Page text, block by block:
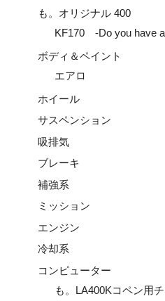
も。オリジナル 400
KF170 -Do you have
ボディ＆ペイント
エアロ
ホイール
サスペンション
吸排気
ブレーキ
補強系
ミッション
エンジン
冷却系
コンピューター
も。LA400Kコペン用